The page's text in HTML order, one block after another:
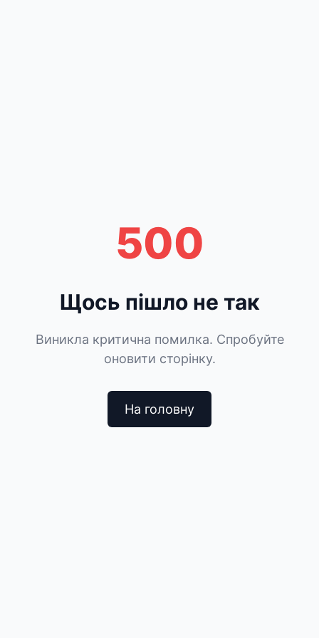
500
Щось пішло не так
Виникла критична помилка. Спробуйте
оновити сторінку.
На головну